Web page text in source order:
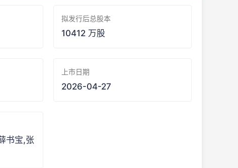
拟发行后总股本
10412 万股
上市日期
2026-04-27
书宝,张